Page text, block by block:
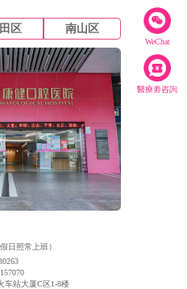
WeChat
醫療劵咨詢
区 南山区
日照常上班）
车站大厦C区1-8楼